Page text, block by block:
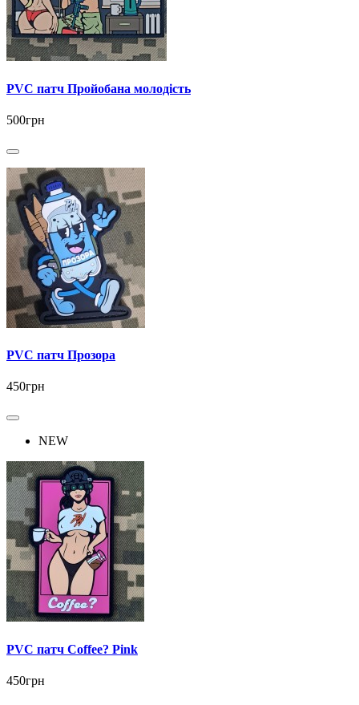
PVC патч Пройобана молодість
500грн
PVC патч Прозора
450грн
NEW
PVC патч Coffee? Pink
450грн